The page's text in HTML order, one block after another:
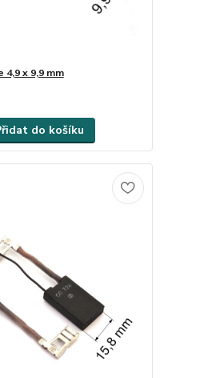
4,9 x 9,9 mm
do košíku